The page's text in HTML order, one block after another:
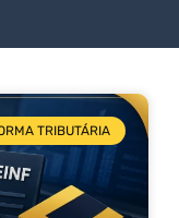
TRIBUTÁRIA